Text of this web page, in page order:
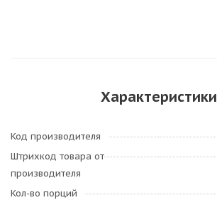
Характеристики
Код производителя
Штрихкод товара от
производителя
Кол-во порций